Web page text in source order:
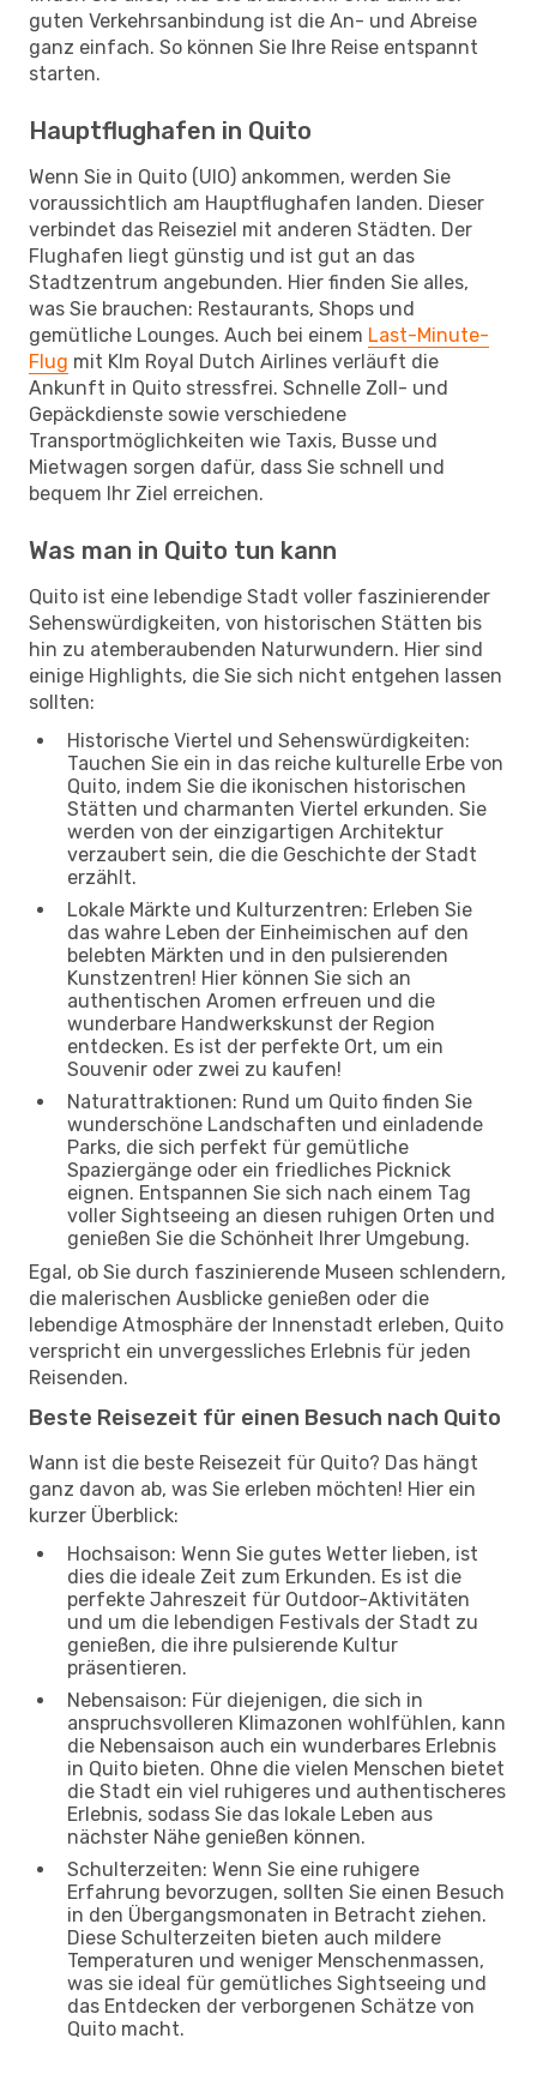
guten Verkehrsanbindung ist die An- und Abreise
ganz einfach. So können Sie Ihre Reise entspannt
starten.
Hauptflughafen in Quito
Wenn Sie in Quito (UIO) ankommen, werden Sie
voraussichtlich am Hauptflughafen landen. Dieser
verbindet das Reiseziel mit anderen Städten. Der
Flughafen liegt günstig und ist gut an das
Stadtzentrum angebunden. Hier finden Sie alles,
was Sie brauchen: Restaurants, Shops und
gemütliche Lounges. Auch bei einem Last-Minute-
Flug mit Klm Royal Dutch Airlines verläuft die
Ankunft in Quito stressfrei. Schnelle Zoll- und
Gepäckdienste sowie verschiedene
Transportmöglichkeiten wie Taxis, Busse und
Mietwagen sorgen dafür, dass Sie schnell und
bequem Ihr Ziel erreichen.
Was man in Quito tun kann
Quito ist eine lebendige Stadt voller faszinierender
Sehenswürdigkeiten, von historischen Stätten bis
hin zu atemberaubenden Naturwundern. Hier sind
einige Highlights, die Sie sich nicht entgehen lassen
sollten:
Historische Viertel und Sehenswürdigkeiten:
Tauchen Sie ein in das reiche kulturelle Erbe von
Quito, indem Sie die ikonischen historischen
Stätten und charmanten Viertel erkunden. Sie
werden von der einzigartigen Architektur
verzaubert sein, die die Geschichte der Stadt
erzählt.
Lokale Märkte und Kulturzentren: Erleben Sie
das wahre Leben der Einheimischen auf den
belebten Märkten und in den pulsierenden
Kunstzentren! Hier können Sie sich an
authentischen Aromen erfreuen und die
wunderbare Handwerkskunst der Region
entdecken. Es ist der perfekte Ort, um ein
Souvenir oder zwei zu kaufen!
Naturattraktionen: Rund um Quito finden Sie
wunderschöne Landschaften und einladende
Parks, die sich perfekt für gemütliche
Spaziergänge oder ein friedliches Picknick
eignen. Entspannen Sie sich nach einem Tag
voller Sightseeing an diesen ruhigen Orten und
genießen Sie die Schönheit Ihrer Umgebung.
Egal, ob Sie durch faszinierende Museen schlendern,
die malerischen Ausblicke genießen oder die
lebendige Atmosphäre der Innenstadt erleben, Quito
verspricht ein unvergessliches Erlebnis für jeden
Reisenden.
Beste Reisezeit für einen Besuch nach Quito
Wann ist die beste Reisezeit für Quito? Das hängt
ganz davon ab, was Sie erleben möchten! Hier ein
kurzer Überblick:
Hochsaison: Wenn Sie gutes Wetter lieben, ist
dies die ideale Zeit zum Erkunden. Es ist die
perfekte Jahreszeit für Outdoor-Aktivitäten
und um die lebendigen Festivals der Stadt zu
genießen, die ihre pulsierende Kultur
präsentieren.
Nebensaison: Für diejenigen, die sich in
anspruchsvolleren Klimazonen wohlfühlen, kann
die Nebensaison auch ein wunderbares Erlebnis
in Quito bieten. Ohne die vielen Menschen bietet
die Stadt ein viel ruhigeres und authentischeres
Erlebnis, sodass Sie das lokale Leben aus
nächster Nähe genießen können.
Schulterzeiten: Wenn Sie eine ruhigere
Erfahrung bevorzugen, sollten Sie einen Besuch
in den Übergangsmonaten in Betracht ziehen.
Diese Schulterzeiten bieten auch mildere
Temperaturen und weniger Menschenmassen,
was sie ideal für gemütliches Sightseeing und
das Entdecken der verborgenen Schätze von
Quito macht.